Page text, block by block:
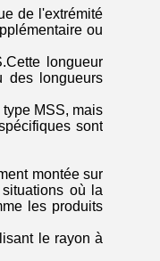
de l'extrémité
ou
longueur
des longueurs
MSS, mais
sont
montée sur
où la
les produits
le rayon à